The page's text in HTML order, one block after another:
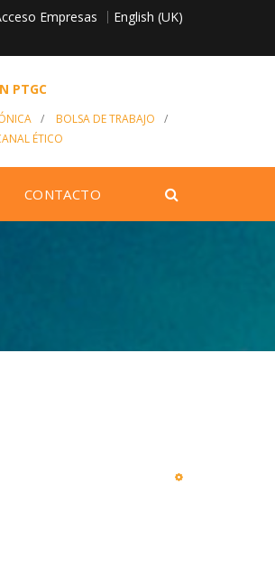
Empresas English (UK)
PTGC
/ BOLSA DE TRABAJO
/
ÉTICO
CONTACTO